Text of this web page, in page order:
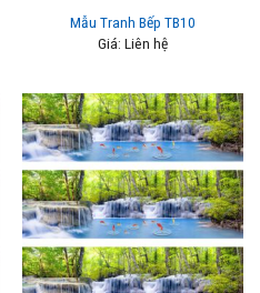
Mẫu Tranh Bếp TB10
Giá: Liên hệ